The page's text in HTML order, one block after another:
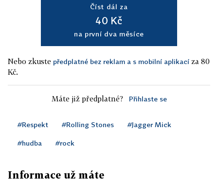
Číst dál za
40 Kč
na první dva měsíce
Nebo zkuste předplatné bez reklam a s mobilní aplikací za 80
Kč.
Máte již předplatné? Přihlaste se
#Respekt #Rolling Stones #Jagger Mick
#hudba #rock
Informace už máte